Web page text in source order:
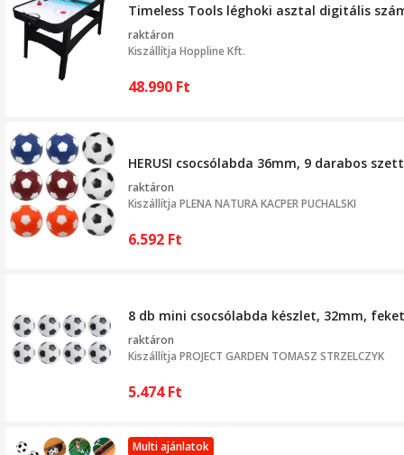
Timeless Tools léghoki asztal digitális
raktáron
Kiszállítja Hoppline Kft.
48.990 Ft
HERUSI csocsólabda 36mm, 9 darabos
raktáron
Kiszállítja PLENA NATURA KACPER PUCHALSKI
6.592 Ft
8 db mini csocsólabda készlet, 32mm,
raktáron
Kiszállítja PROJECT GARDEN TOMASZ STRZELCZYK
5.474Ft
Multi ajánlatok